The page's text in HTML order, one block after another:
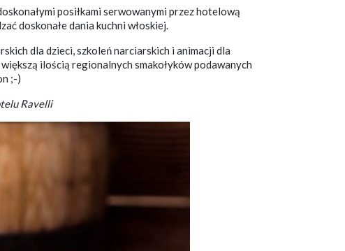
posiłkami serwowanymi przez hotelową
doskonałe dania kuchni włoskiej.
dla dzieci, szkoleń narciarskich i animacji dla
ilością regionalnych smakołyków podawanych
;-)
Ravelli